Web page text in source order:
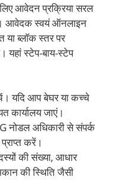
आवेदन प्रक्रिया सरल
आवेदक स्वयं ऑनलाइन
ब्लॉक स्तर पर
यहां स्टेप-बाय-स्टेप
यदि आप बेघर या कच्चे
कार्यालय जाएं।
नोडल अधिकारी से संपर्क
करें।
की संख्या, आधार
की स्थिति जैसी